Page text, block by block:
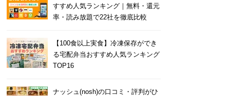
すすめ人気ランキング｜無料・還元
率・読み放題で22社を徹底比較
【100食以上実食】冷凍保存ができ
る宅配弁当おすすめ人気ランキング
TOP16
ナッシュ(nosh)の口コミ・評判がひ